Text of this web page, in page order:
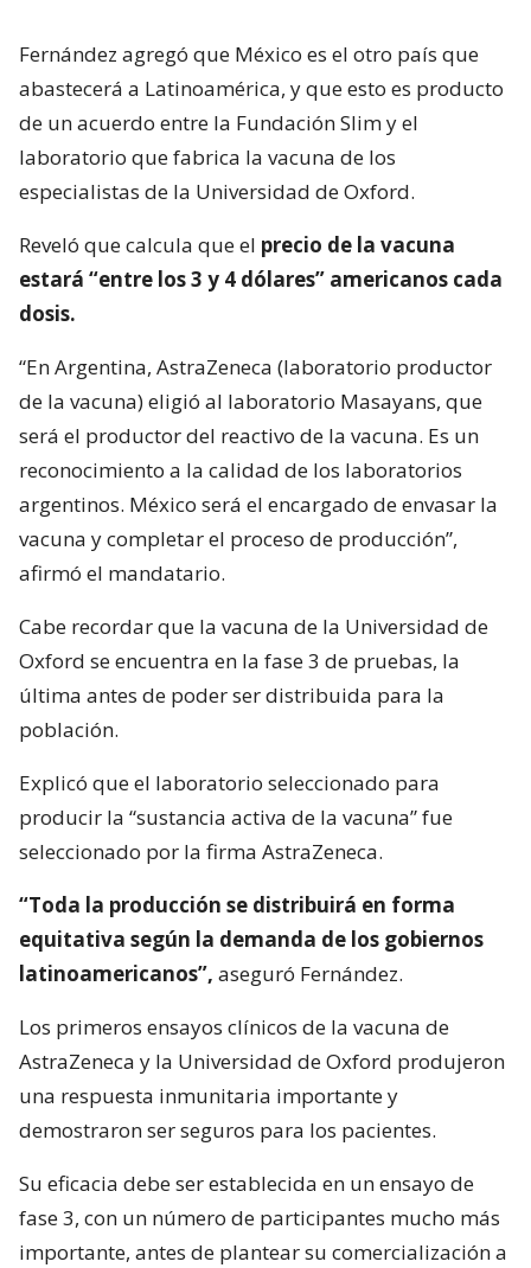
Fernández agregó que México es el otro país que
abastecerá a Latinoamérica, y que esto es producto
de un acuerdo entre la Fundación Slim y el
laboratorio que fabrica la vacuna de los
especialistas de la Universidad de Oxford.
Reveló que calcula que el precio de la vacuna
estará “entre los 3 y 4 dólares” americanos cada
dosis.
“En Argentina, AstraZeneca (laboratorio productor
de la vacuna) eligió al laboratorio Masayans, que
será el productor del reactivo de la vacuna. Es un
reconocimiento a la calidad de los laboratorios
argentinos. México será el encargado de envasar la
vacuna y completar el proceso de producción”,
afirmó el mandatario.
Cabe recordar que la vacuna de la Universidad de
Oxford se encuentra en la fase 3 de pruebas, la
última antes de poder ser distribuida para la
población.
Explicó que el laboratorio seleccionado para
producir la “sustancia activa de la vacuna” fue
seleccionado por la firma AstraZeneca.
“Toda la producción se distribuirá en forma
equitativa según la demanda de los gobiernos
latinoamericanos”, aseguró Fernández.
Los primeros ensayos clínicos de la vacuna de
AstraZeneca y la Universidad de Oxford produjeron
una respuesta inmunitaria importante y
demostraron ser seguros para los pacientes.
Su eficacia debe ser establecida en un ensayo de
fase 3, con un número de participantes mucho más
importante, antes de plantear su comercialización a